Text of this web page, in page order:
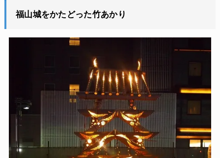
福山城をかたどった竹あかり